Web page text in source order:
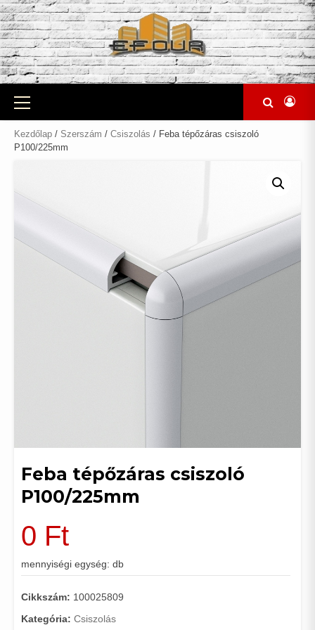
Skip
to
content
Primary
Menu
Kezdőlap / Szerszám / Csiszolás / Feba tépőzáras csiszoló
P100/225mm
Feba tépőzáras csiszoló
P100/225mm
0 Ft
mennyiségi egység: db
Cikkszám: 100025809
Kategória: Csiszolás